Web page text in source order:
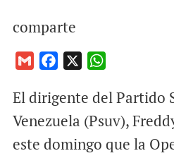
comparte
a
i
c
e
o
a
t
A
El dirigente del Partido
Venezuela (Psuv),
este domingo que la